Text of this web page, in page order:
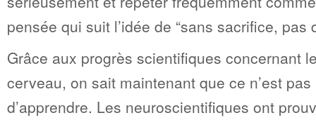
pensée qui suit l’idée de “sans sacrifice, pas
Grâce aux progrès scientifiques concernant
cerveau, on sait maintenant que ce n’est
d’apprendre. Les neuroscientifiques ont